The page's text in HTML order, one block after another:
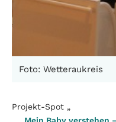
Foto: Wetteraukreis
Projekt-Spot „